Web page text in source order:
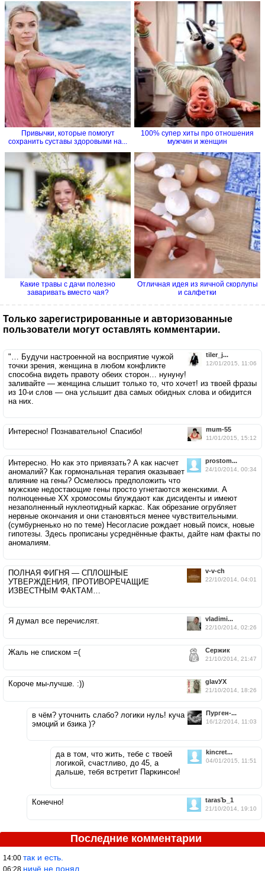
Привычки, которые помогут
сохранить суставы здоровыми на...
100% супер хиты про отношения
мужчин и женщин
Какие травы с дачи полезно
заваривать вместо чая?
Отличная идея из яичной скорлупы
и салфетки
Только зарегистрированные и авторизованные
пользователи могут оставлять комментарии.
tiler_j...
12/01/2015, 11:06
"… Будучи настроенной на восприятие чужой
точки зрения, женщина в любом конфликте
способна видеть правоту обеих сторон… нунуну!
заливайте — женщина слышит только то, что хочет! из твоей фразы
из 10-и слов — она услышит два самых обидных слова и обидится
на них.
mum-55
11/01/2015, 15:12
Интересно! Познавательно! Спасибо!
prostom...
24/10/2014, 00:34
Интересно. Но как это привязать? А как насчет
аномалий? Как гормональная терапия оказывает
влияние на гены? Осмелюсь предположить что
мужские недостающие гены просто угнетаются женскими. А
полноценные ХХ хромосомы блуждают как дисиденты и имеют
незаполненный нуклеотидный каркас. Как обрезание огрубляет
нервные окончания и они становяться менее чувствительными.
(сумбурненько но по теме) Несогласие рождает новый поиск, новые
гипотезы. Здесь прописаны усреднённые факты, дайте нам факты по
аномалиям.
v-v-ch
22/10/2014, 04:01
ПОЛНАЯ ФИГНЯ — СПЛОШНЫЕ
УТВЕРЖДЕНИЯ, ПРОТИВОРЕЧАЩИЕ
ИЗВЕСТНЫМ ФАКТАМ…
vladimi...
22/10/2014, 02:26
Я думал все перечислят.
Сержик
21/10/2014, 21:47
Жаль не списком =(
glavУХ
21/10/2014, 18:26
Короче мы-лучше. :))
Пурген-...
16/12/2014, 11:03
в чём? уточнить слабо? логики нуль! куча
эмоций и бзика )?
kincret...
04/01/2015, 11:51
да в том, что жить, тебе с твоей
логикой, счастливо, до 45, а
дальше, тебя встретит Паркинсон!
tarasЪ_1
21/10/2014, 19:10
Конечно!
Последние комментарии
14:00 так и есть.
06:28 ничё не понял